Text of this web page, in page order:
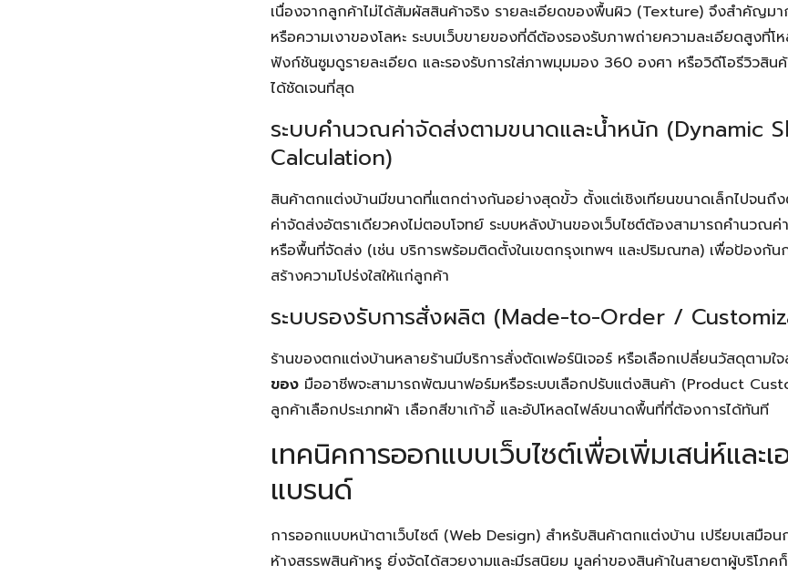
Search
for:
เนื่องจากลูกค้าไม่ได้สัมผัสสินค้าจริง รายละเอียดของพื้นผิว (Texture) จึงสำคัญมา
หรือความเงาของโลหะ ระบบเว็บขายของที่ดีต้องรองรับภาพถ่ายความละเอียดสูงที่โ
ฟังก์ชันซูมดูรายละเอียด และรองรับการใส่ภาพมุมมอง 360 องศา หรือวิดีโอรีวิวสิน
ได้ชัดเจนที่สุด
ระบบคำนวณค่าจัดส่งตามขนาดและน้ำหนัก (Dynamic
Calculation)
สินค้าตกแต่งบ้านมีขนาดที่แตกต่างกันอย่างสุดขั้ว ตั้งแต่เชิงเทียนขนาดเล็กไปจนถึ
ค่าจัดส่งอัตราเดียวคงไม่ตอบโจทย์ ระบบหลังบ้านของเว็บไซต์ต้องสามารถคำนวณ
หรือพื้นที่จัดส่ง (เช่น บริการพร้อมติดตั้งในเขตกรุงเทพฯ และปริมณฑล) เพื่อป้องกัน
สร้างความโปร่งใสให้แก่ลูกค้า
ระบบรองรับการสั่งผลิต (Made-to-Order /
ร้านของตกแต่งบ้านหลายร้านมีบริการสั่งตัดเฟอร์นิเจอร์ หรือเลือกเปลี่ยนวัสดุตามใ
ของ มืออาชีพจะสามารถพัฒนาฟอร์มหรือระบบเลือกปรับแต่งสินค้า (Product
ลูกค้าเลือกประเภทผ้า เลือกสีขาเก้าอี้ และอัปโหลดไฟล์ขนาดพื้นที่ที่ต้องการได้ทันที
เทคนิคการออกแบบเว็บไซต์เพื่อเพิ่มเสน่ห์และ
แบรนด์
การออกแบบหน้าตาเว็บไซต์ (Web Design) สำหรับสินค้าตกแต่งบ้าน เปรียบเสมือน
ห้างสรรพสินค้าหรู ยิ่งจัดได้สวยงามและมีรสนิยม มูลค่าของสินค้าในสายตาผู้บริโภค